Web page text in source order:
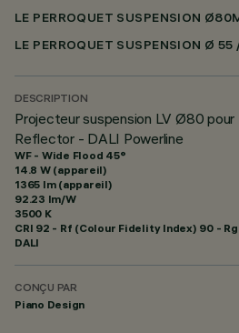
LE PERROQUET SUSPENSION
DESCRIPTION
Projecteur suspension LV Ø80 pour
Reflector - DALI Powerline
WF - Wide Flood 45°
14.8 W (appareil)
1365 lm (appareil)
92.23 lm/W
3500 K
CRI 92 - Rf (Colour Fidelity Index) 90 -
DALI
CONÇU PAR
Piano Design